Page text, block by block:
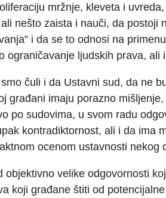
mržnje, kleveta i
nešto zaista i nauči, da postoji
i da se to odnosi na
ograničavanje ljudskih prava, ali
čuli i da Ustavni sud, da ne
građani imaju porazno
po sudovima, u svom radu
kontradiktornost, ali i da ima
ocenom ustavnosti nekog
objektivno velike odgovornosti
koji građane štiti od